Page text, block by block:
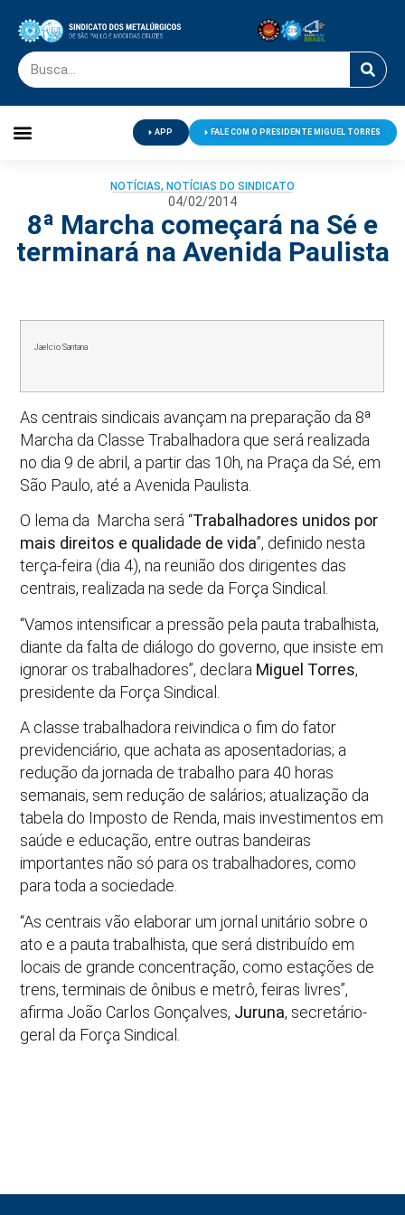
APP FALE COM O PRESIDENTE MIGUEL TORRES
NOTÍCIAS, NOTÍCIAS DO SINDICATO
04/02/2014
8ª Marcha começará na Sé e
terminará na Avenida Paulista
Jaelcio Santana
As centrais sindicais avançam na preparação da 8ª
Marcha da Classe Trabalhadora que será realizada
no dia 9 de abril, a partir das 10h, na Praça da Sé, em
São Paulo, até a Avenida Paulista.
O lema da Marcha será “Trabalhadores unidos por
mais direitos e qualidade de vida”, definido nesta
terça-feira (dia 4), na reunião dos dirigentes das
centrais, realizada na sede da Força Sindical.
“Vamos intensificar a pressão pela pauta trabalhista,
diante da falta de diálogo do governo, que insiste em
ignorar os trabalhadores”, declara Miguel Torres,
presidente da Força Sindical.
A classe trabalhadora reivindica o fim do fator
previdenciário, que achata as aposentadorias; a
redução da jornada de trabalho para 40 horas
semanais, sem redução de salários; atualização da
tabela do Imposto de Renda, mais investimentos em
saúde e educação, entre outras bandeiras
importantes não só para os trabalhadores, como
para toda a sociedade.
“As centrais vão elaborar um jornal unitário sobre o
ato e a pauta trabalhista, que será distribuído em
locais de grande concentração, como estações de
trens, terminais de ônibus e metrô, feiras livres”,
afirma João Carlos Gonçalves, Juruna, secretário-
geral da Força Sindical.